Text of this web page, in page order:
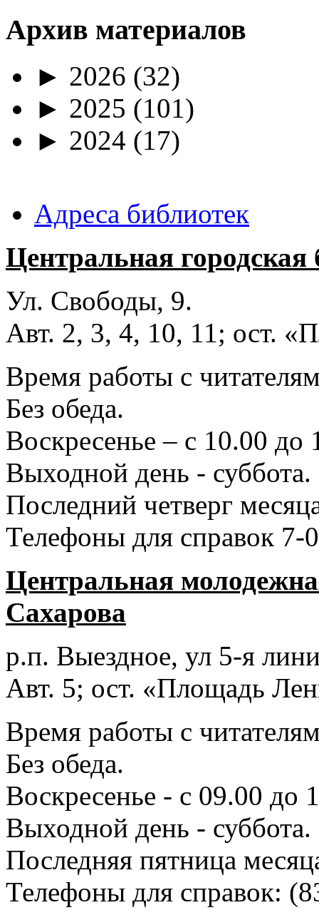
Архив материалов
► 2026 (32)
► 2025 (101)
► 2024 (17)
Адреса библиотек
Центральная
Ул. Свободы, 9.
Авт. 2, 3, 4, 10, 11; ост.
Время работы с
Без обеда.
Воскресенье – с 10.00 до
Выходной день - суббота.
Последний четверг
Телефоны для справок 7-
Центральная
Сахарова
р.п. Выездное, ул 5-я
Авт. 5; ост. «Площадь
Время работы с
Без обеда.
Воскресенье - с 09.00 до
Выходной день - суббота.
Последняя пятница
Телефоны для справок: